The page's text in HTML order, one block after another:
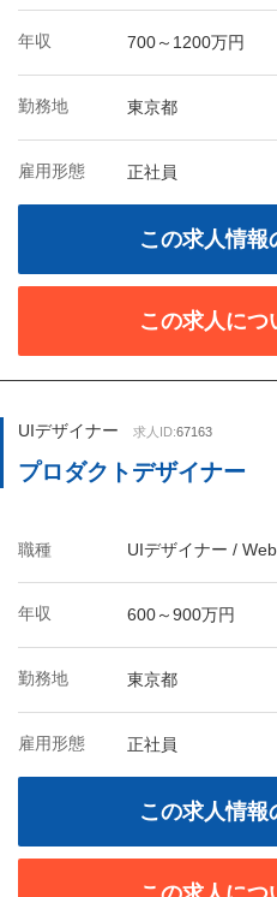
年収 700～1200万円
勤務地 東京都
雇用形態 正社員
この求人情報
この求人につ
UIデザイナー 求人ID:67163
プロダクトデザイナー
職種 UIデザイナー /
年収 600～900万円
勤務地 東京都
雇用形態 正社員
この求人情報